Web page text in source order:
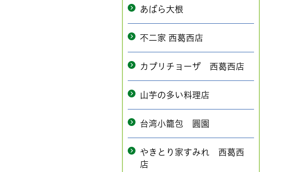
あばら大根
不二家 西葛西店
カプリチョーザ 西葛西店
山芋の多い料理店
台湾小籠包 圓園
やきとり家すみれ 西葛西
店